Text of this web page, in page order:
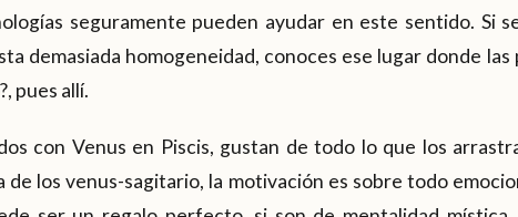
seguramente pueden ayudar en este sentido. Si
demasiada homogeneidad, conoces ese lugar donde
pues allí.
con Venus en Piscis, gustan de todo lo que los
de los venus-sagitario, la motivación es sobre todo